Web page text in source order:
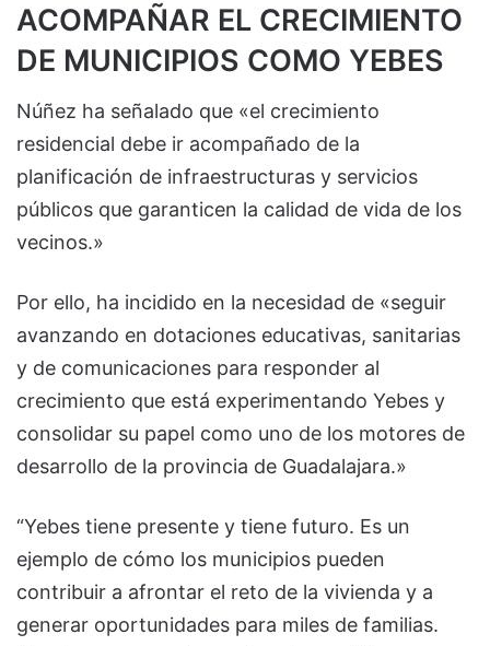
ACOMPAÑAR EL CRECIMIENTO
DE MUNICIPIOS COMO YEBES
Núñez ha señalado que «el crecimiento
residencial debe ir acompañado de la
planificación de infraestructuras y servicios
públicos que garanticen la calidad de vida de los
vecinos.»
Por ello, ha incidido en la necesidad de «seguir
avanzando en dotaciones educativas, sanitarias
y de comunicaciones para responder al
crecimiento que está experimentando Yebes y
consolidar su papel como uno de los motores de
desarrollo de la provincia de Guadalajara.»
“Yebes tiene presente y tiene futuro. Es un
ejemplo de cómo los municipios pueden
contribuir a afrontar el reto de la vivienda y a
generar oportunidades para miles de familias.